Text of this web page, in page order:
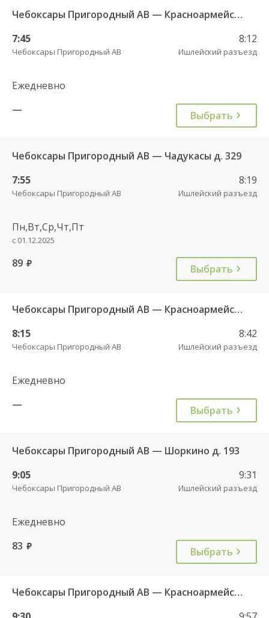
Чебоксары Пригородный АВ — Красноармейское с. ДКП 121
7:45
Чебоксары Пригородный АВ
8:12
Ишлейский разъезд
Ежедневно
—
Выбрать
Чебоксары Пригородный АВ — Чадукасы д. 329
7:55
Чебоксары Пригородный АВ
8:19
Ишлейский разъезд
Пн,Вт,Ср,Чт,Пт
с 01.12.2025
89 руб. Выбрать
Чебоксары Пригородный АВ — Красноармейское с. ДКП 121
8:15
Чебоксары Пригородный АВ
8:42
Ишлейский разъезд
Ежедневно
—
Выбрать
Чебоксары Пригородный АВ — Шоркино д. 193
9:05
Чебоксары Пригородный АВ
9:31
Ишлейский разъезд
Ежедневно
83 руб. Выбрать
Чебоксары Пригородный АВ — Красноармейское с. ДКП 121